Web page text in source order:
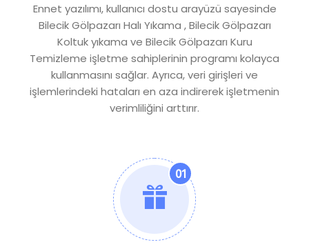
Ennet yazılımı, kullanıcı dostu arayüzü sayesinde
Bilecik Gölpazarı Halı Yıkama , Bilecik Gölpazarı
Koltuk yıkama ve Bilecik Gölpazarı Kuru
Temizleme işletme sahiplerinin programı kolayca
kullanmasını sağlar. Ayrıca, veri girişleri ve
işlemlerindeki hataları en aza indirerek işletmenin
verimliliğini arttırır.
01